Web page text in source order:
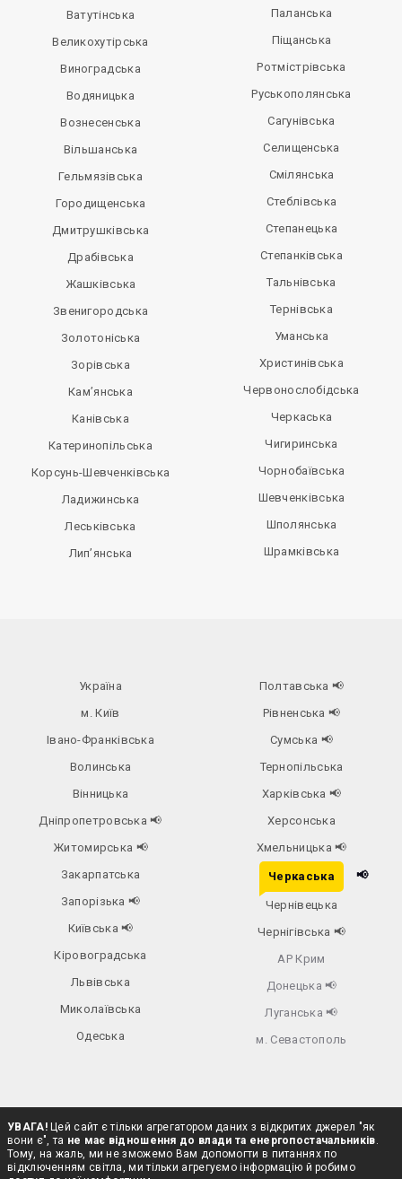
Ватутінська
Великохутірська
Виноградська
Водяницька
Вознесенська
Вільшанська
Гельмязівська
Городищенська
Дмитрушківська
Драбівська
Жашківська
Звенигородська
Золотоніська
Зорівська
Кам’янська
Канівська
Катеринопільська
Корсунь-Шевченківська
Ладижинська
Леськівська
Лип’янська
Паланська
Піщанська
Ротмістрівська
Руськополянська
Сагунівська
Селищенська
Смілянська
Стеблівська
Степанецька
Степанківська
Тальнівська
Тернівська
Уманська
Христинівська
Червонослобідська
Черкаська
Чигиринська
Чорнобаївська
Шевченківська
Шполянська
Шрамківська
Україна
м. Київ
Івано-Франківська
Волинська
Вінницька
Дніпропетровська📢
Житомирська 📢
Закарпатська
Запорізька 📢
Київська📢
Кіровоградська
Львівська
Миколаївська
Одеська
Полтавська 📢
Рівненська 📢
Сумська 📢
Тернопільська
Харківська 📢
Херсонська
Хмельницька📢
Черкаська 📢
Чернівецька
Чернігівська 📢
АР Крим
Донецька 📢
Луганська 📢
м. Севастополь
УВАГА!Цей сайт є тільки агрегатором даних з відкритих джерел "як
вони є", та не має відношення до влади та енергопостачальників.
Тому, на жаль, ми не зможемо Вам допомогти в питаннях по
відключенням світла, ми тільки агрегуємо інформацію й робимо